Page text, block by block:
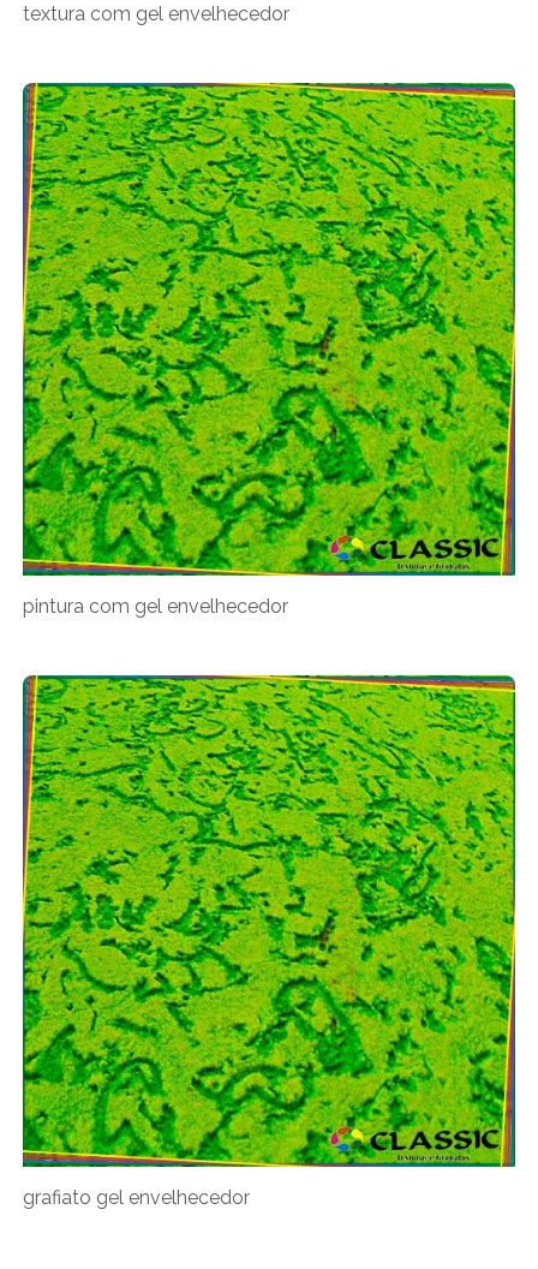
textura com gel envelhecedor
pintura com gel envelhecedor
grafiato gel envelhecedor